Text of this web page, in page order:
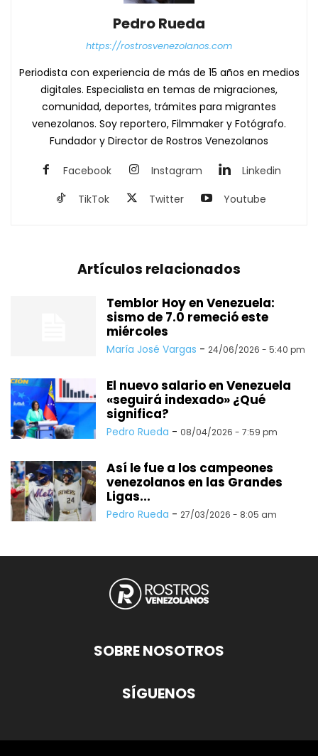
Pedro Rueda
https://rostrosvenezolanos.com
Periodista con experiencia de más de 15 años en medios
digitales. Especialista en temas de migraciones,
comunidad, deportes, trámites para migrantes
venezolanos. Soy reportero, Filmmaker y Fotógrafo.
Fundador y Director de Rostros Venezolanos
Facebook Instagram
Linkedin
TikTok
Twitter Youtube
Artículos relacionados
Temblor Hoy en Venezuela:
sismo de 7.0 remeció este
miércoles
María José Vargas - 24/06/2026 - 5:40 pm
El nuevo salario en Venezuela
«seguirá indexado» ¿Qué
significa?
Pedro Rueda - 08/04/2026 - 7:59 pm
Así le fue a los campeones
venezolanos en las Grandes
Ligas...
Pedro Rueda - 27/03/2026 - 8:05 am
SOBRE NOSOTROS
SÍGUENOS